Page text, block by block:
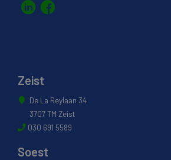
Zeist
De La Reylaan 34
3707 TM Zeist
030 691 5589
Soest